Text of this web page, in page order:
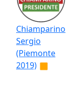
Chiamparino
Sergio
(Piemonte
2019)